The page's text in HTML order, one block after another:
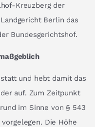
Kreuzberg der
Berlin das
Bundesgerichtshof.
und hebt damit das
auf. Zum Zeitpunkt
im Sinne von § 543
Die Höhe